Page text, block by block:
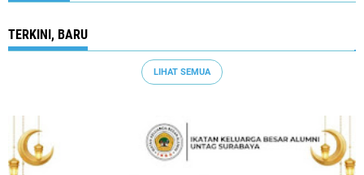
TERKINI, BARU
LIHAT SEMUA